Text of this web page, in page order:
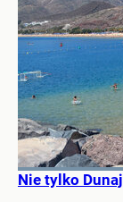
Nie tylko